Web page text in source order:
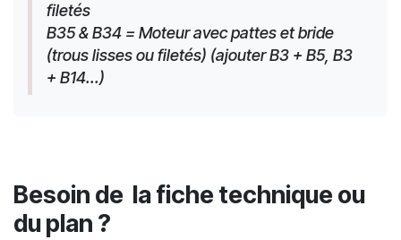
filetés
B35 & B34 = Moteur avec pattes et bride
(trous lisses ou filetés) (ajouter B3 + B5, B3
+ B14...)
Besoin de la fiche technique ou
du plan ?